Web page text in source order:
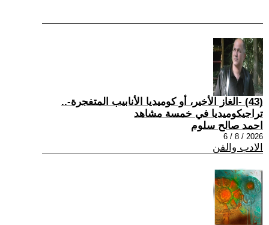
(43) -الغاز الأخير، أو كوميديا الأنابيب المتفجرة-..
تراجيكوميديا في خمسة مشاهد
احمد صالح سلوم
2026 / 8 / 6
الادب والفن